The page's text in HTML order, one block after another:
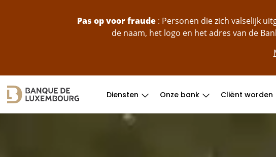
Pas op voor fraude : Personen die zich valselijk
de naam, het logo en het adres van de
Diensten Onze bank Cliënt worden